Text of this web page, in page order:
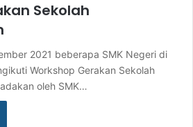
Sekolah
2021 beberapa SMK Negeri di
Workshop Gerakan Sekolah
oleh SMK…